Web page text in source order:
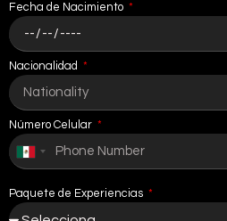
Fecha de Nacimiento
Nacionalidad
Número Celular
Mexico
Paquete de Experiencias